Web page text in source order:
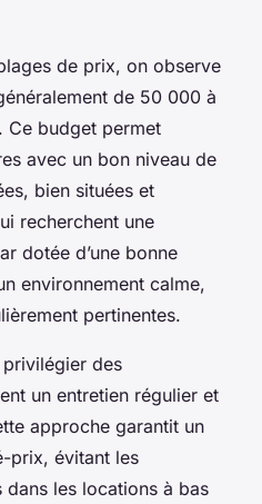
de prix, on observe
de 50 000 à
Ce budget permet
avec un bon niveau de
bien situées et
recherchent une
dotée d’une bonne
environnement calme,
pertinentes.
des
un entretien régulier et
approche garantit un
prix, évitant les
les locations à bas